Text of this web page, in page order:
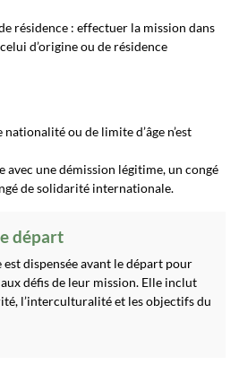
résidence : effectuer la mission dans
d’origine ou de résidence
ou de limite d’âge n’est
avec une démission légitime, un congé
de solidarité internationale.
départ
dispensée avant le départ pour
défis de leur mission. Elle inclut
l’interculturalité et les objectifs du